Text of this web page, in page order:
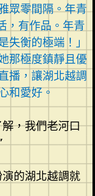
眾零間隔。年青
，有作品。年青
失衡的極端！」
那極度鎮靜且優
播，讓湖北越調
和愛好。
，我們老河口
的湖北越調就